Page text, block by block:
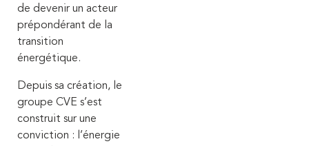
de devenir un acteur
prépondérant de la
transition
énergétique.
Depuis sa création, le
groupe CVE s’est
construit sur une
conviction : l’énergie